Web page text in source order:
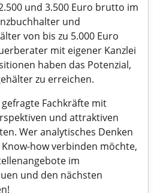
und 3.500 Euro brutto im
und
von bis zu 5.000 Euro
mit eigener Kanzlei
haben das Potenzial,
zu erreichen.
Fachkräfte mit
und attraktiven
Wer analytisches Denken
how verbinden möchte,
im
und den nächsten